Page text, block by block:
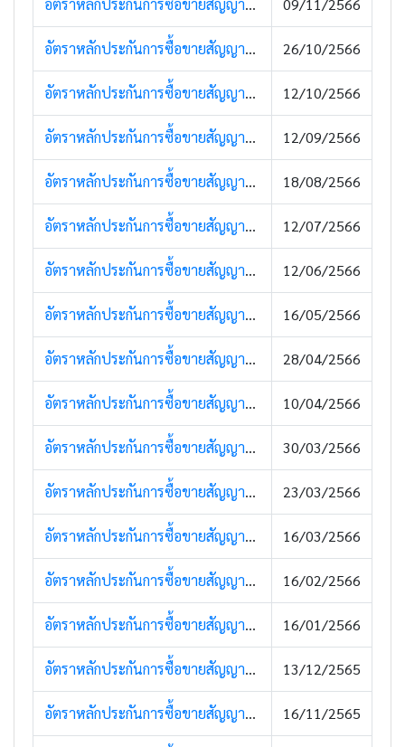
อัตราหลักประกันการซื้อขายสัญญาซื้อขายล่วงหน้า (13 พฤศจิกายน 2566) 09/11/2566
อัตราหลักประกันการซื้อขายสัญญาซื้อขายล่วงหน้า (31 ตุลาคม 2566) 26/10/2566
อัตราหลักประกันการซื้อขายสัญญาซื้อขายล่วงหน้า (12 ตุลาคม 2566) 12/10/2566
อัตราหลักประกันการซื้อขายสัญญาซื้อขายล่วงหน้า (13 กันยายน 2566) 12/09/2566
อัตราหลักประกันการซื้อขายสัญญาซื้อขายล่วงหน้า (18 สิงหาคม 2566) 18/08/2566
อัตราหลักประกันการซื้อขายสัญญาซื้อขายล่วงหน้า (12 กรกฎาคม 2566) 12/07/2566
อัตราหลักประกันการซื้อขายสัญญาซื้อขายล่วงหน้า (15 มิถุนายน 2566) 12/06/2566
อัตราหลักประกันการซื้อขายสัญญาซื้อขายล่วงหน้า (15 พฤษภาคม 2566) 16/05/2566
อัตราหลักประกันการซื้อขายสัญญาซื้อขายล่วงหน้า (Super Margin) (3 พฤษภาคม 2566) 28/04/2566
อัตราหลักประกันการซื้อขายสัญญาซื้อขายล่วงหน้า (Super Margin) (12 เมษายน 2566) 10/04/2566
อัตราหลักประกันการซื้อขายสัญญาซื้อขายล่วงหน้า | (3 เมษายน 2566) 30/03/2566
อัตราหลักประกันการซื้อขายสัญญาซื้อขายล่วงหน้า | (24 มีนาคม 2566) 23/03/2566
อัตราหลักประกันการซื้อขายสัญญาซื้อขายล่วงหน้า | (17 มีนาคม 2566) 16/03/2566
อัตราหลักประกันการซื้อขายสัญญาซื้อขายล่วงหน้า | (16 กุมภาพันธ์ 2566) 16/02/2566
อัตราหลักประกันการซื้อขายสัญญาซื้อขายล่วงหน้า | (16 มกราคม 2566) 16/01/2566
อัตราหลักประกันการซื้อขายสัญญาซื้อขายล่วงหน้า | (16 ธันวาคม 2565) 13/12/2565
อัตราหลักประกันการซื้อขายสัญญาซื้อขายล่วงหน้า | (16 พฤศจิกายน 2565) 16/11/2565